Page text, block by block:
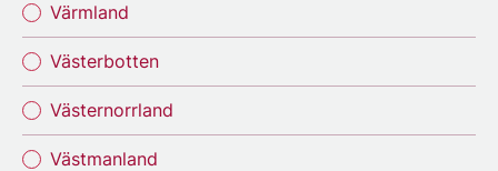
Värmland
Västerbotten
Västernorrland
Västmanland